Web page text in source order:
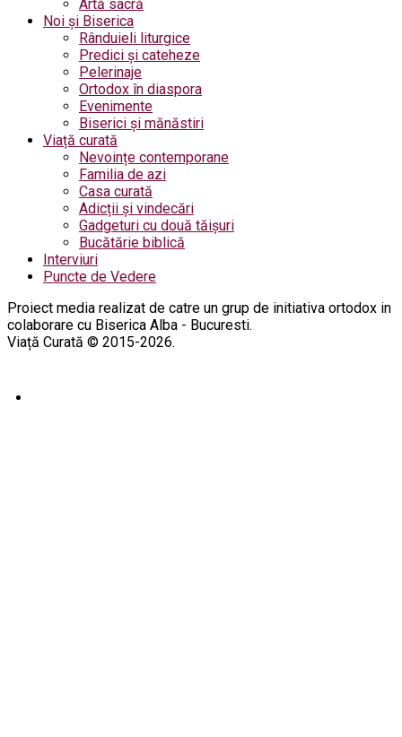
Artă sacră
Noi și Biserica
Rânduieli liturgice
Predici și cateheze
Pelerinaje
Ortodox în diaspora
Evenimente
Biserici și mănăstiri
Viață curată
Nevoințe contemporane
Familia de azi
Casa curată
Adicții și vindecări
Gadgeturi cu două tăișuri
Bucătărie biblică
Interviuri
Puncte de Vedere
Proiect media realizat de catre un grup de initiativa ortodox in
colaborare cu Biserica Alba - Bucuresti.
Viață Curată © 2015-2026.